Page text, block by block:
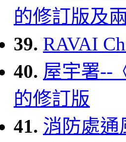
的修訂版及
39. RAVAI
40. 屋宇署--
的修訂版
41. 消防處通